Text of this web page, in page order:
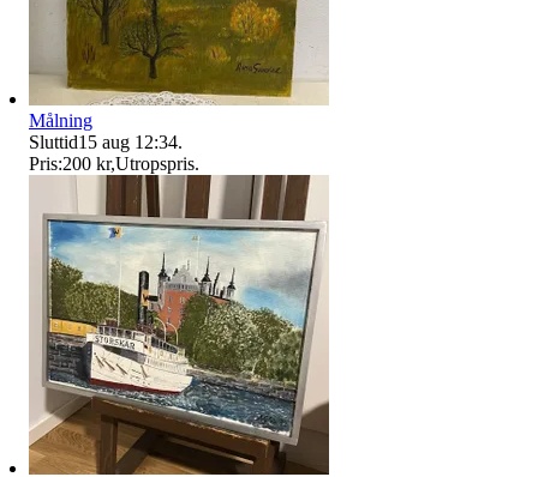
Målning
Sluttid15 aug 12:34.
Pris:200 kr,Utropspris.